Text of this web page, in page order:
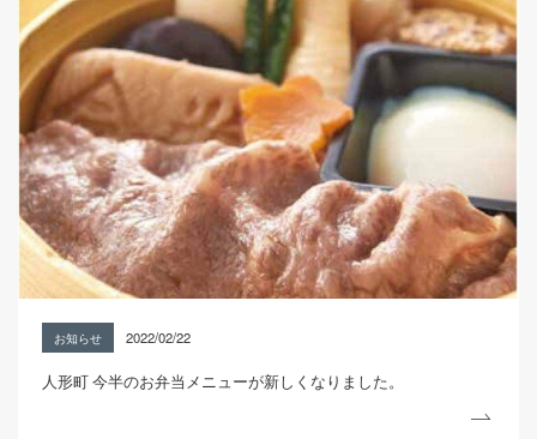
お知らせ 2022/02/22
人形町 今半のお弁当メニューが新しくなりました。